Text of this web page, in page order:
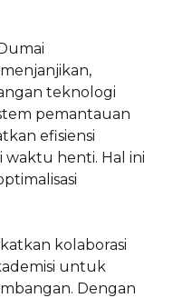
teknologi
pemantauan
efisiensi
waktu henti. Hal ini
kolaborasi
untuk
Dengan